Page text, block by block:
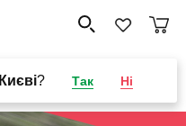
Києві? Так Ні